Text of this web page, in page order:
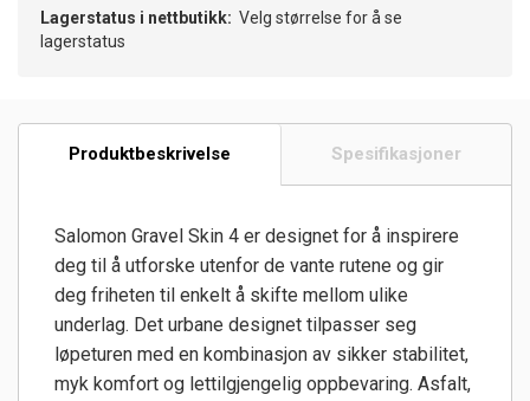
Lagerstatus i nettbutikk: Velg størrelse for å se
lagerstatus
Produktbeskrivelse Spesifikasjoner
Salomon Gravel Skin 4 er designet for å inspirere
deg til å utforske utenfor de vante rutene og gir
deg friheten til enkelt å skifte mellom ulike
underlag. Det urbane designet tilpasser seg
løpeturen med en kombinasjon av sikker stabilitet,
myk komfort og lettilgjengelig oppbevaring. Asfalt,